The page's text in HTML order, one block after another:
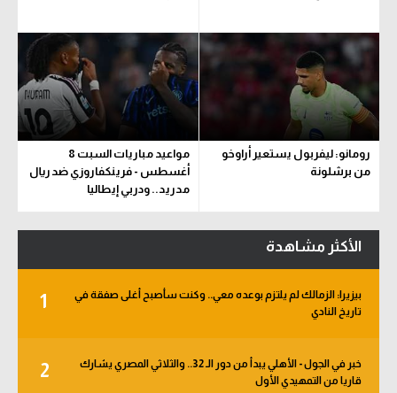
رومانو: ليفربول يستعير أراوخو
من برشلونة
مواعيد مباريات السبت 8
أغسطس - فرينكفاروزي ضد ريال
مدريد.. ودربي إيطاليا
الأكثر مشاهدة
1
بيزيرا: الزمالك لم يلتزم بوعده معي.. وكنت سأصبح أغلى صفقة في
تاريخ النادي
2
خبر في الجول - الأهلي يبدأ من دور الـ 32.. والثلاثي المصري يشارك
قاريا من التمهيدي الأول